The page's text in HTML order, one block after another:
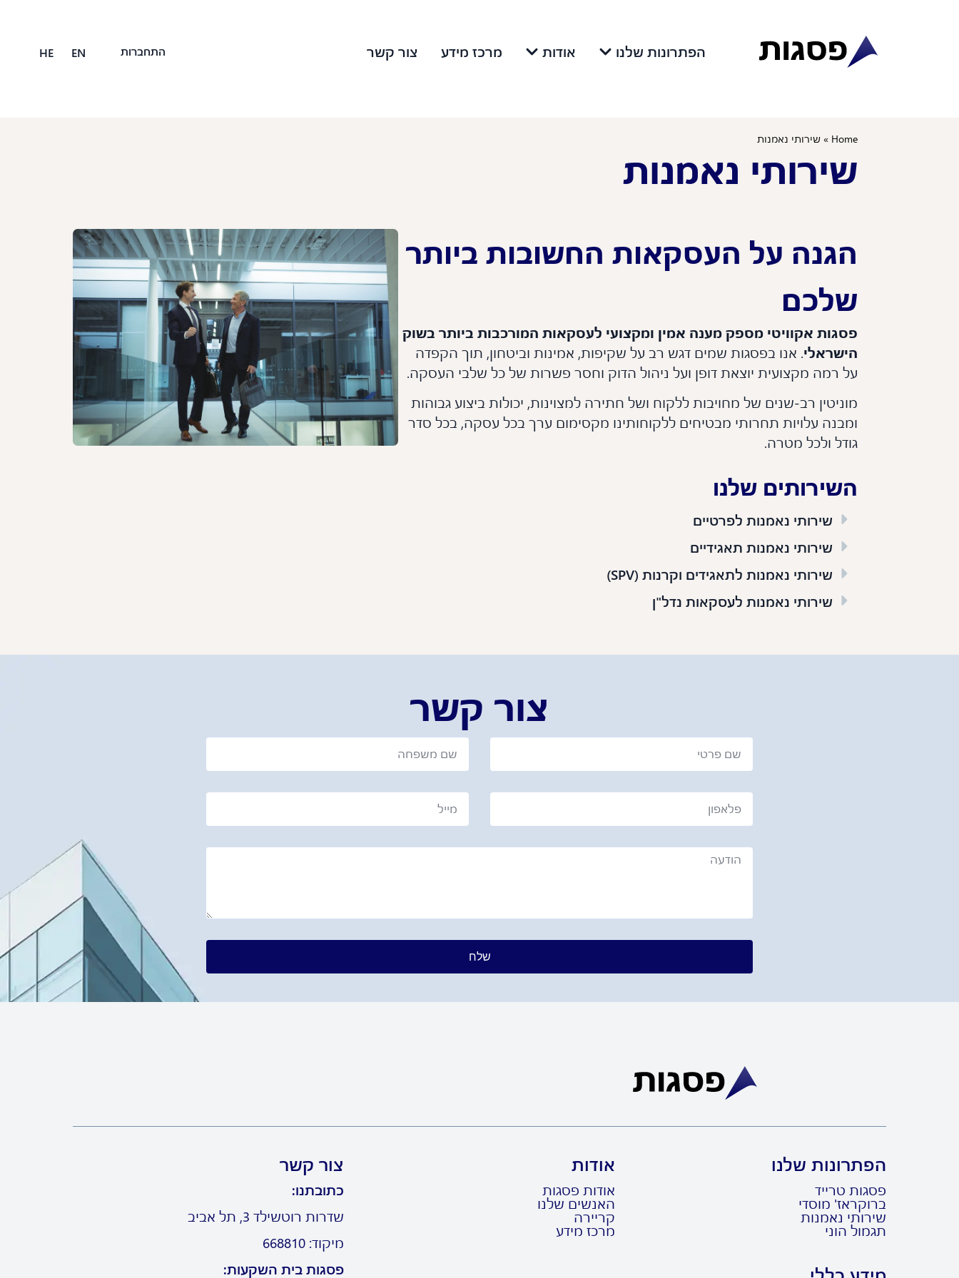
הפתרונות שלנו אודות מרכז מידע צור קשר התחברות EN
HE
Home
» שירותי נאמנות
שירותי נאמנות
הגנה על העסקאות החשובות ביותר
שלכם
פסגות אקוויטי מספק מענה אמין ומקצועי לעסקאות המורכבות ביותר בשוק
הישראלי. אנו בפסגות שמים דגש רב על שקיפות, אמינות וביטחון, תוך הקפדה
על רמה מקצועית יוצאת דופן ועל ניהול הדוק וחסר פשרות של כל שלבי העסקה.
מוניטין רב-שנים של מחויבות ללקוח ושל חתירה למצוינות, יכולות ביצוע גבוהות
ומבנה עלויות תחרותי מבטיחים ללקוחותינו מקסימום ערך בכל עסקה, בכל סדר
גודל ולכל מטרה.
השירותים שלנו
שירותי נאמנות לפרטיים
שירותי נאמנות תאגידיים
שירותי נאמנות לתאגידים וקרנות (SPV)
שירותי נאמנות לעסקאות נדל"ן
צור קשר
שלח
הפתרונות שלנו
פסגות טרייד
ברוקראז' מוסדי
שירותי נאמנות
תגמול הוני
אודות
אודות פסגות
האנשים שלנו
קריירה
מרכז מידע
צור קשר
כתובתנו:
שדרות רוטשילד 3, תל אביב
מיקוד: 668810
פסגות בית השקעות: